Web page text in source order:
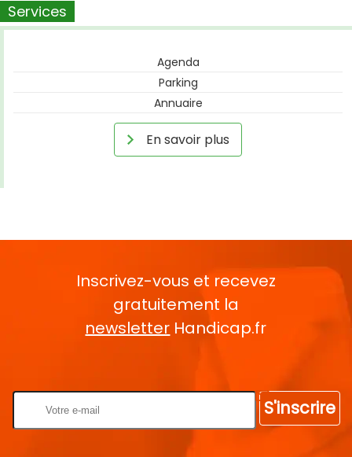
Services
Agenda
Parking
Annuaire
En savoir plus
Inscrivez-vous et recevez
gratuitement la
newsletter Handicap.fr
S'inscrire